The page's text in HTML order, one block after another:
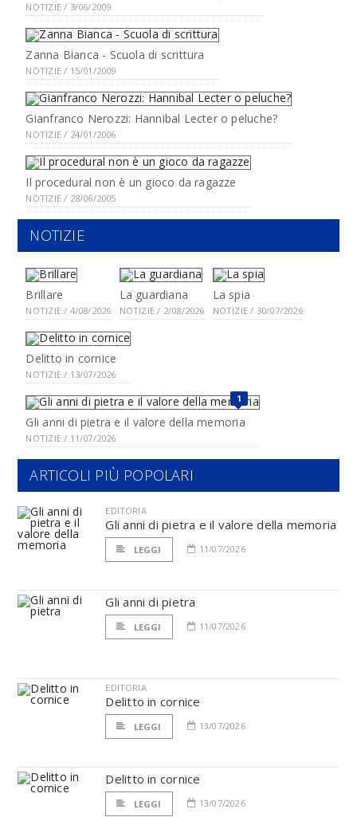
NOTIZIE / 3/06/2009
Zanna Bianca - Scuola di scrittura
NOTIZIE / 15/01/2009
Gianfranco Nerozzi: Hannibal Lecter o peluche?
NOTIZIE / 24/01/2006
Il procedural non è un gioco da ragazze
NOTIZIE / 28/06/2005
NOTIZIE
Brillare
NOTIZIE / 4/08/2026
La guardiana
NOTIZIE / 2/08/2026
La spia
NOTIZIE / 30/07/2026
Delitto in cornice
NOTIZIE / 13/07/2026
1
Gli anni di pietra e il valore della memoria
NOTIZIE / 11/07/2026
ARTICOLI PIÙ POPOLARI
EDITORIA
Gli anni di pietra e il valore della memoria
LEGGI 11/07/2026
Gli anni di pietra
LEGGI 11/07/2026
EDITORIA
Delitto in cornice
LEGGI 13/07/2026
Delitto in cornice
LEGGI 13/07/2026